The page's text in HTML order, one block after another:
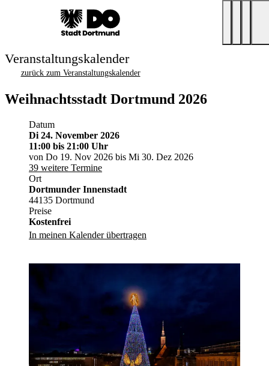
Veranstaltungskalender
zurück zum Veranstaltungskalender
Weihnachtsstadt Dortmund 2026
Datum
Di 24. November 2026
11:00 bis 21:00 Uhr
von Do 19. Nov 2026 bis Mi 30. Dez 2026
39 weitere Termine
Ort
Dortmunder Innenstadt
44135 Dortmund
Preise
Kostenfrei
In meinen Kalender übertragen